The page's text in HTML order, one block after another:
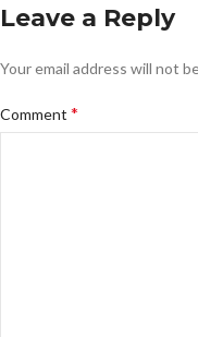
Leave a Reply
Your email address will not
Comment *